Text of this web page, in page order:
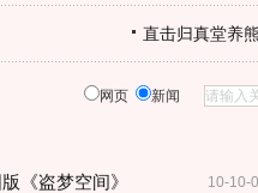
直击归真堂养
网页 新闻
10-10-
《盗梦空间》